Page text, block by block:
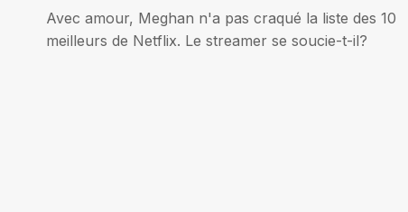
de
Avec amour, Meghan n'a pas craqué la liste des 10
meilleurs de Netflix. Le streamer se soucie-t-il?